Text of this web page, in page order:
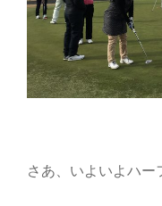
さあ、いよいよハー